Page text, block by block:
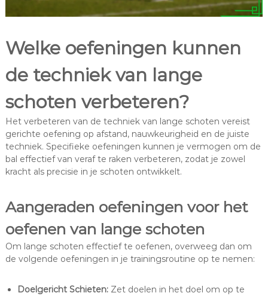
Welke oefeningen kunnen
de techniek van lange
schoten verbeteren?
Het verbeteren van de techniek van lange schoten vereist
gerichte oefening op afstand, nauwkeurigheid en de juiste
techniek. Specifieke oefeningen kunnen je vermogen om de
bal effectief van veraf te raken verbeteren, zodat je zowel
kracht als precisie in je schoten ontwikkelt.
Aangeraden oefeningen voor het
oefenen van lange schoten
Om lange schoten effectief te oefenen, overweeg dan om
de volgende oefeningen in je trainingsroutine op te nemen:
Doelgericht Schieten:Zet doelen in het doel om op te